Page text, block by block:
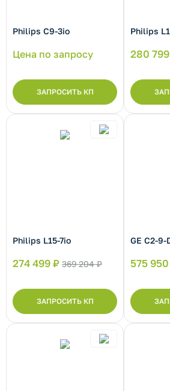
развернуть категорию
развернуть категорию
Philips С9-3io
Цена по запросу
ЗАПРОСИТЬ КП
Philips
280
Philips L15-7io
274 499 ₽ 369 204 ₽
ЗАПРОСИТЬ КП
GE C2-9-
575